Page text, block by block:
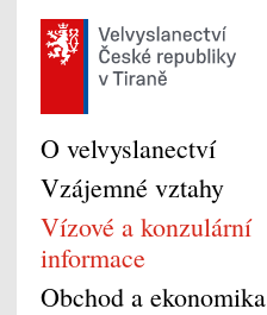
O velvyslanectví
Vzájemné vztahy
Vízové a konzulární
informace
Obchod a ekonomika